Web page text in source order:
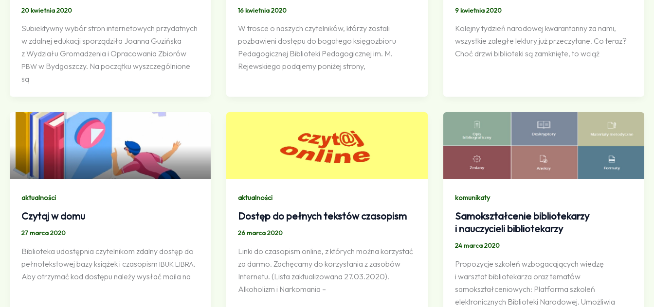
20 kwietnia 2020
Subiektywny wybór stron internetowych przydatnych
w zdalnej edukacji sporządziła Joanna Guzińska
z Wydziału Gromadzenia i Opracowania Zbiorów
PBWw Bydgoszczy. Na początku wyszczególnione
są
16 kwietnia 2020
W trosce o naszych czytelników, którzy zostali
pozbawieni dostępu do bogatego księgozbioru
Pedagogicznej Biblioteki Pedagogicznej im. M.
Rejewskiego podajemy poniżej strony,
9 kwietnia 2020
Kolejny tydzień narodowej kwarantanny za nami,
wszystkie zaległe lektury już przeczytane. Co teraz?
Choć drzwi biblioteki są zamknięte, to wciąż
aktualności
Czytaj w domu
27 marca 2020
Biblioteka udostępnia czytelnikom zdalny dostęp do
pełnotekstowej bazy książek i czasopism IBUK LIBRA.
Aby otrzymać kod dostępu należy wysłać maila na
aktualności
Dostęp do pełnych tekstów czasopism
26 marca 2020
Linki do czasopism online, z których można korzystać
za darmo. Zachęcamy do korzystania z zasobów
Internetu. (Lista zaktualizowana 27.03.2020).
Alkoholizm i Narkomania –
komunikaty
Samokształcenie bibliotekarzy
i nauczycieli bibliotekarzy
24 marca 2020
Propozycje szkoleń wzbogacających wiedzę
i warsztat bibliotekarza oraz tematów
samokształceniowych: Platforma szkoleń
elektronicznych Biblioteki Narodowej. Umożliwia